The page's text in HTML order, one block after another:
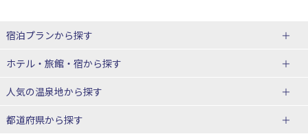
宿泊プランから探す
北海道
東北
青森県
ホテル・旅館・宿から探す
北海道ホテル・旅館
人気の温泉地から探す
北海道
都道府県から探す